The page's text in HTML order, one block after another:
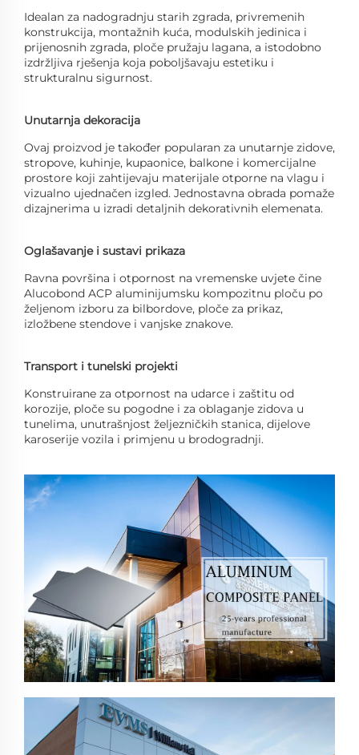
Idealan za nadogradnju starih zgrada, privremenih
konstrukcija, montažnih kuća, modulskih jedinica i
prijenosnih zgrada, ploče pružaju lagana, a istodobno
izdržljiva rješenja koja poboljšavaju estetiku i
strukturalnu sigurnost.
Unutarnja dekoracija
Ovaj proizvod je također popularan za unutarnje zidove,
stropove, kuhinje, kupaonice, balkone i komercijalne
prostore koji zahtijevaju materijale otporne na vlagu i
vizualno ujednačen izgled. Jednostavna obrada pomaže
dizajnerima u izradi detaljnih dekorativnih elemenata.
Oglašavanje i sustavi prikaza
Ravna površina i otpornost na vremenske uvjete čine
Alucobond ACP aluminijumsku kompozitnu ploču po
željenom izboru za bilbordove, ploče za prikaz,
izložbene stendove i vanjske znakove.
Transport i tunelski projekti
Konstruirane za otpornost na udarce i zaštitu od
korozije, ploče su pogodne i za oblaganje zidova u
tunelima, unutrašnjost željezničkih stanica, dijelove
karoserije vozila i primjenu u brodogradnji.